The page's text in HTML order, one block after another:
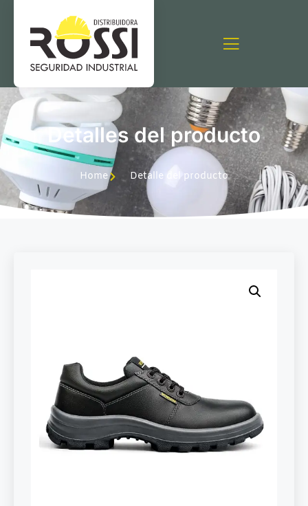
Detalles del producto
Home Detalle del producto